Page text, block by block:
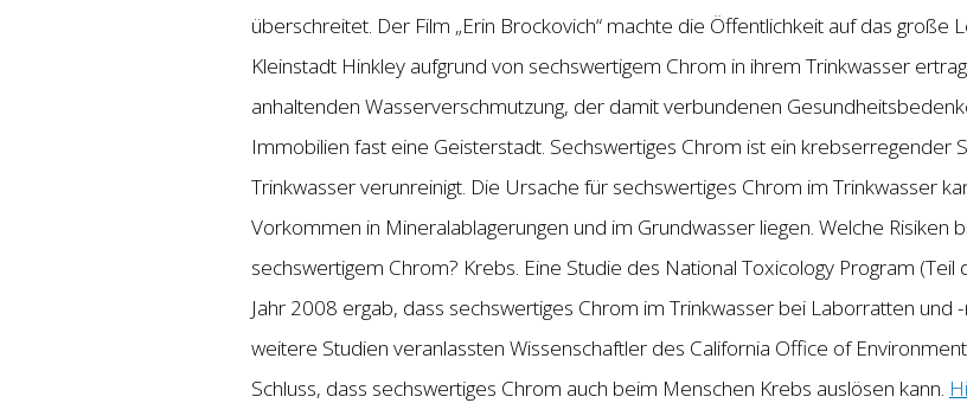
überschreitet. Der Film „Erin Brockovich“ machte die Öffentlichkeit auf das große
Kleinstadt Hinkley aufgrund von sechswertigem Chrom in ihrem Trinkwasser
anhaltenden Wasserverschmutzung, der damit verbundenen
Immobilien fast eine Geisterstadt. Sechswertiges Chrom ist ein krebserregender
Trinkwasser verunreinigt. Die Ursache für sechswertiges Chrom im Trinkwasser
Vorkommen in Mineralablagerungen und im Grundwasser liegen. Welche Risiken
sechswertigem Chrom? Krebs. Eine Studie des National Toxicology Program
Jahr 2008 ergab, dass sechswertiges Chrom im Trinkwasser bei Laborratten und
weitere Studien veranlassten Wissenschaftler des California Office of
Schluss, dass sechswertiges Chrom auch beim Menschen Krebs auslösen kann.